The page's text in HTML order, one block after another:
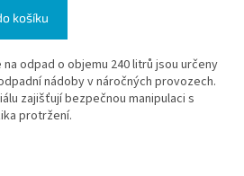
košíku
odpad o objemu 240 litrů jsou určeny
nádoby v náročných provozech.
zajišťují bezpečnou manipulaci s
protržení.